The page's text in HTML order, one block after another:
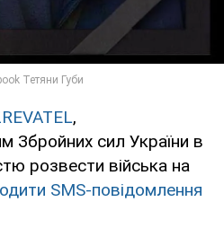
,
Збройних сил України в
розвести війська на
SMS-повідомлення